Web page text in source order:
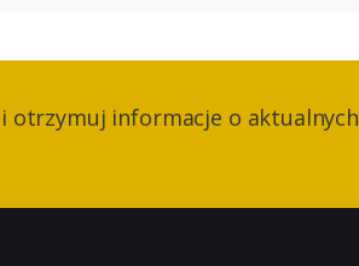
otrzymuj informacje o aktualnych